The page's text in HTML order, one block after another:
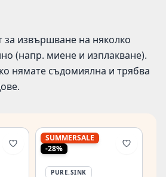
за извършване на няколко
(напр. миене и изплакване).
нямате съдомиялна и трябва
SUMMERSALE
-28%
PURE.SINK